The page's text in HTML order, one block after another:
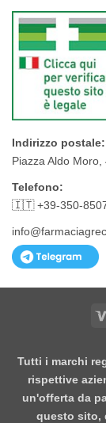
Indirizzo postale:
Piazza Aldo
Telefono:
🇮🇹 +39-350-
Tutti i marchi
rispettive
un'offerta da
questo sito,